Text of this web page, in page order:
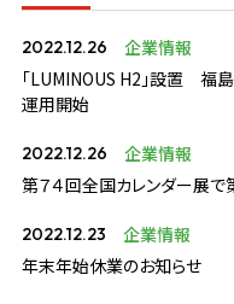
2022.12.26
企業情報
「LUMINOUS H2」設置 福
運用開始
2022.12.26
企業情報
第７４回全国カレンダー展で
2022.12.23
企業情報
年末年始休業のお知らせ